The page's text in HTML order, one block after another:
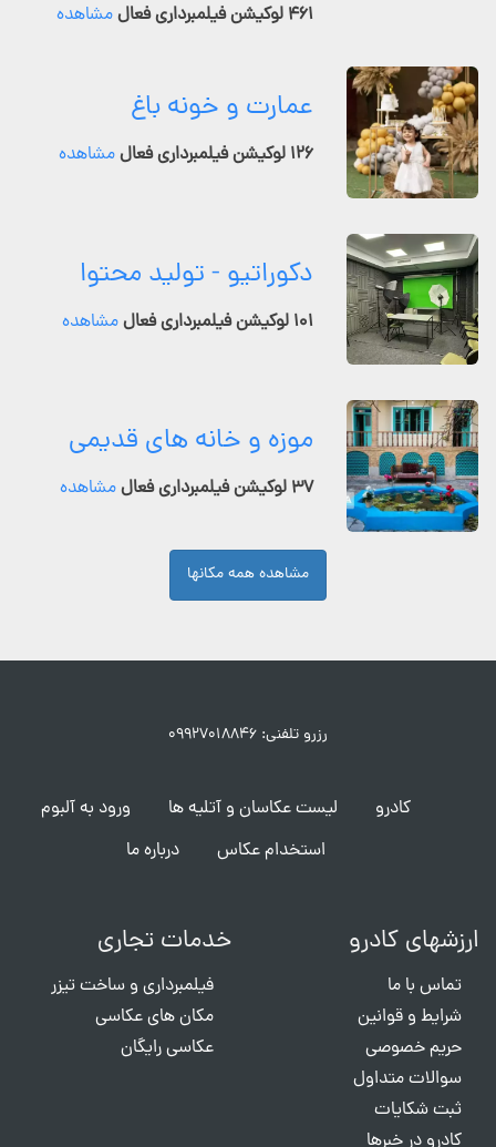
۴۶۱ لوکیشن فیلمبرداری فعال مشاهده
عمارت و خونه باغ
۱۲۶ لوکیشن فیلمبرداری فعال مشاهده
دکوراتیو - تولید محتوا
۱۰۱ لوکیشن فیلمبرداری فعال مشاهده
موزه و خانه های قدیمی
۳۷ لوکیشن فیلمبرداری فعال مشاهده
مشاهده همه مکانها
رزرو تلفنی: ۰۹۹۲۷۰۱۸۸۴۶
کادرو لیست عکاسان و آتلیه ها
ورود به آلبوم
استخدام عکاس
درباره ما
ارزشهای کادرو
تماس با ما
شرایط و قوانین
حریم خصوصی
سوالات متداول
ثبت شکایات
کادرو در خبرها
خدمات تجاری
فیلمبرداری و ساخت تیزر
مکان های عکاسی
عکاسی رایگان